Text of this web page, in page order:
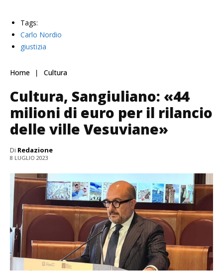
Tags:
Carlo Nordio
giustizia
Home Cultura
Cultura, Sangiuliano: «44
milioni di euro per il rilancio
delle ville Vesuviane»
Di Redazione
8 LUGLIO 2023